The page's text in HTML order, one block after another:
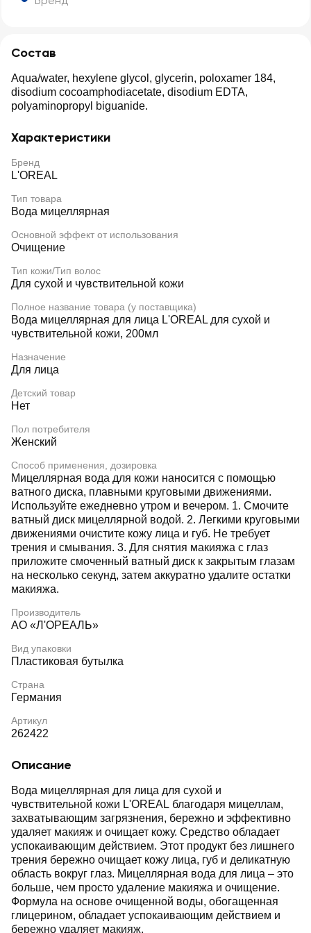
Состав
Aqua/water, hexylene glycol, glycerin, poloxamer 184,
disodium cocoamphodiacetate, disodium EDTA,
polyaminopropyl biguanide.
Характеристики
Бренд
L'OREAL
Тип товара
Вода мицеллярная
Основной эффект от использования
Очищение
Тип кожи/Тип волос
Для сухой и чувствительной кожи
Полное название товара (у поставщика)
Вода мицеллярная для лица L'OREAL для сухой и
чувствительной кожи, 200мл
Назначение
Для лица
Детский товар
Нет
Пол потребителя
Женский
Способ применения, дозировка
Мицеллярная вода для кожи наносится с помощью
ватного диска, плавными круговыми движениями.
Используйте ежедневно утром и вечером. 1. Смочите
ватный диск мицеллярной водой. 2. Легкими круговыми
движениями очистите кожу лица и губ. Не требует
трения и смывания. 3. Для снятия макияжа с глаз
приложите смоченный ватный диск к закрытым глазам
на несколько секунд, затем аккуратно удалите остатки
макияжа.
Производитель
АО «Л'ОРЕАЛЬ»
Вид упаковки
Пластиковая бутылка
Страна
Германия
Артикул
262422
Описание
Вода мицеллярная для лица для сухой и
чувствительной кожи L'OREAL благодаря мицеллам,
захватывающим загрязнения, бережно и эффективно
удаляет макияж и очищает кожу. Средство обладает
успокаивающим действием. Этот продукт без лишнего
трения бережно очищает кожу лица, губ и деликатную
область вокруг глаз. Мицеллярная вода для лица – это
больше, чем просто удаление макияжа и очищение.
Формула на основе очищенной воды, обогащенная
глицерином, обладает успокаивающим действием и
бережно удаляет макияж.